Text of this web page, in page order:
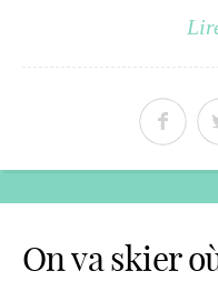
On va skier